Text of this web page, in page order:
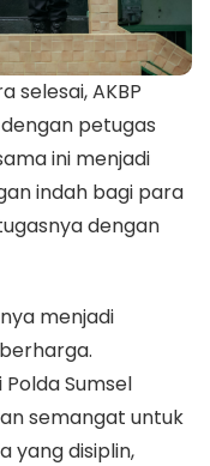
selesai, AKBP
petugas
ini menjadi
indah bagi para
dengan
menjadi
Sumsel
semangat untuk
yang disiplin,